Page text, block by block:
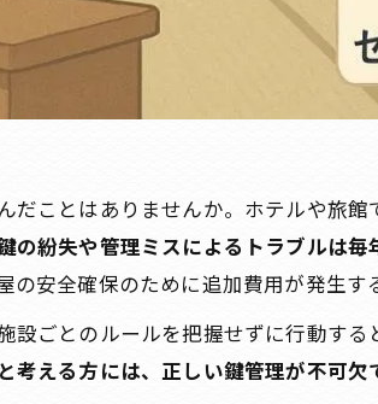
ことはありませんか。ホテルや旅
の紛失や管理ミスによるトラブルは毎
安全確保のために追加費用が発生す
ごとのルールを把握せずに行動する
える方には、正しい鍵管理が不可欠